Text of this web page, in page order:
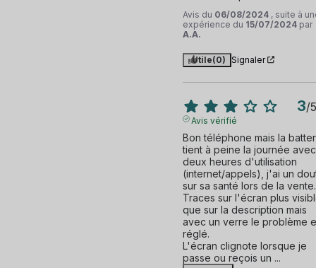
Avis du 06/08/2024 , suite à
expérience du 15/07/2024 par
A.A.
Utile(0) Signaler
3/5
Avis vérifié
Bon téléphone mais la
tient à peine la journée avec
deux heures d'utilisation
(internet/appels), j'ai un
sur sa santé lors de la
Traces sur l'écran plus
que sur la description mais
avec un verre le problème
réglé.
L'écran clignote lorsque je
passe ou reçois un ...